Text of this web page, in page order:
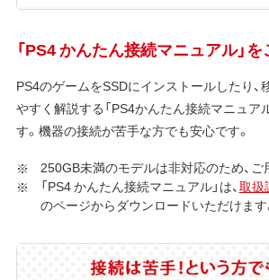
「PS4 かんたん接続マニュアル」
PS4のゲームをSSDにインストールしたり、
やすく解説する「PS4かんたん接続マニュア
す。機器の接続が苦手な方でも安心です。
250GB未満のモデルは非対応のため、ご
「PS4 かんたん接続マニュアル」は、取扱
のページからダウンロードいただけます